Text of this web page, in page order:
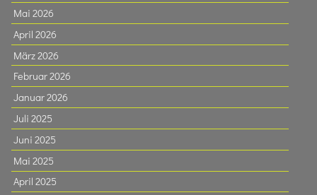
Mai 2026
April 2026
März 2026
Februar 2026
Januar 2026
Juli 2025
Juni 2025
Mai 2025
April 2025